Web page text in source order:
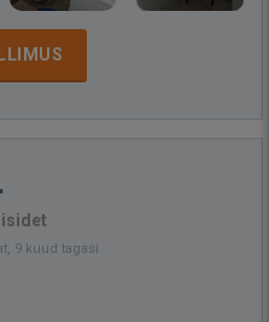
9 kuud tagasi